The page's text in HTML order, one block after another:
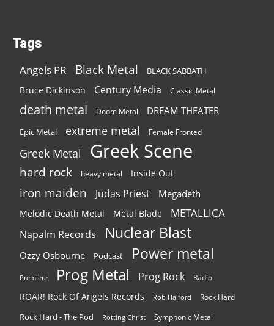
Tags
Angels PR Black Metal BLACK SABBATH
Bruce Dickinson Century Media Classic Metal
death metal Doom Metal DREAM THEATER
Epic Metal extreme metal Female Fronted
Greek Metal Greek Scene
hard rock heavy metal Inside Out
iron maiden Judas Priest Megadeth
Melodic Death Metal Metal Blade METALLICA
Napalm Records Nuclear Blast
Ozzy Osbourne Podcast Power metal
Premiere Prog Metal Prog Rock Radio
ROAR! Rock Of Angels Records Rob Halford Rock Hard
Rock Hard - The Pod Rotting Christ Symphonic Metal